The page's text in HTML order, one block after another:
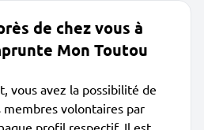
de chez vous à
Mon Toutou
vous avez la possibilité de
volontaires par
profil respectif. Il est